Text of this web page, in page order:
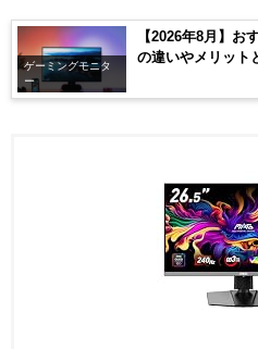
ゲーミングモニタ
ー
【2026年8月】お
の違いやメリット